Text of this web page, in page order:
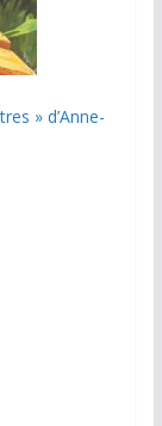
» d’Anne-